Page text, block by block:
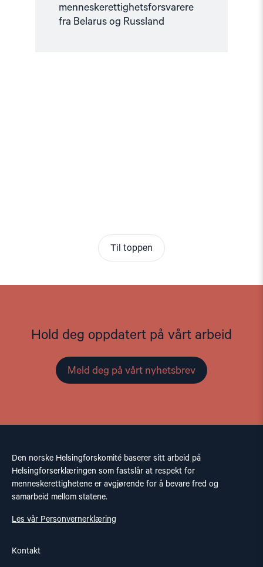
menneskerettighetsforsvarere
fra Belarus og Russland
Til toppen
Hold deg oppdatert på vårt arbeid
Meld deg på vårt nyhetsbrev
Den norske Helsingforskomité baserer sitt arbeid på
Helsingforserklæringen som fastslår at respekt for
menneskerettighetene er avgjørende for å bevare fred og
samarbeid mellom statene.
Les vår Personvernerklæring
Kontakt